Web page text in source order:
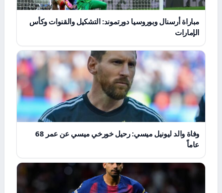
مباراة أرسنال وبوروسيا دورتموند: التشكيل والقنوات وكأس
الإمارات
وفاة والد ليونيل ميسي: رحيل خورخي ميسي عن عمر 68
عاماً